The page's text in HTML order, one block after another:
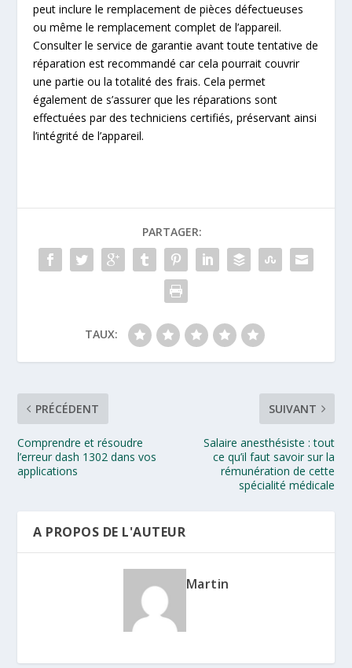
peut inclure le remplacement de pièces défectueuses
ou même le remplacement complet de l’appareil.
Consulter le service de garantie avant toute tentative de
réparation est recommandé car cela pourrait couvrir
une partie ou la totalité des frais. Cela permet
également de s’assurer que les réparations sont
effectuées par des techniciens certifiés, préservant ainsi
l’intégrité de l’appareil.
PARTAGER:
TAUX:
PRÉCÉDENT
Comprendre et résoudre
l’erreur dash 1302​ dans vos
applications
SUIVANT
Salaire anesthésiste : tout
ce qu’il faut savoir sur la
rémunération de cette
spécialité médicale
A PROPOS DE L'AUTEUR
Martin